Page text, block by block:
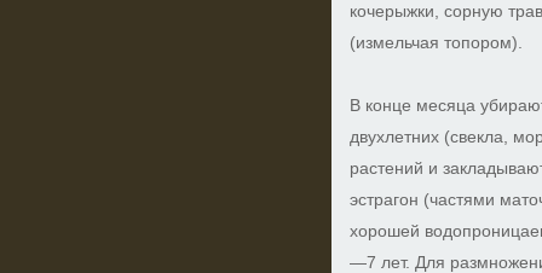
кочерыжки, сорную
(измельчая топором).
В конце месяца
двухлетних (свекла,
растений и
эстрагон (частями
хорошей
—7 лет. Для